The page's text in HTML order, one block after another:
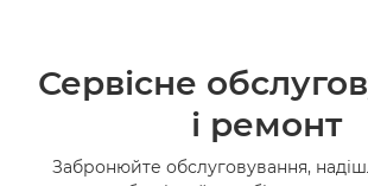
Сервісне
і ремонт
Забронюйте обслуговування,